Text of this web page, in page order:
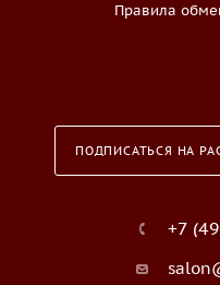
Правила
ПОДПИСАТЬСЯ НА
+7